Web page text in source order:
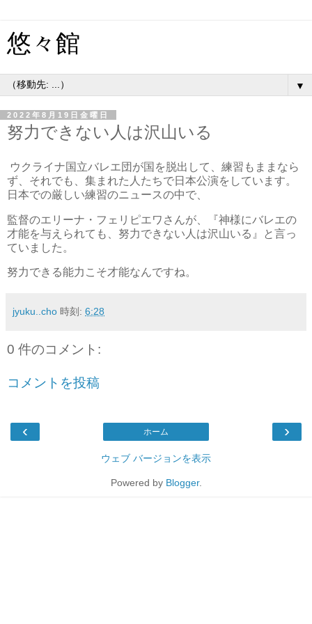
悠々館
▼
2022年8月19日金曜日
努力できない人は沢山いる
ウクライナ国立バレエ団が国を脱出して、練習もままなら
ず、それでも、集まれた人たちで日本公演をしています。
日本での厳しい練習のニュースの中で、
監督のエリーナ・フェリピエワさんが、『神様にバレエの
才能を与えられても、努力できない人は沢山いる』と言っ
ていました。
努力できる能力こそ才能なんですね。
jyuku..cho 時刻: 6:28
0 件のコメント:
コメントを投稿
‹ ›
ホーム
ウェブ バージョンを表示
Powered by Blogger.